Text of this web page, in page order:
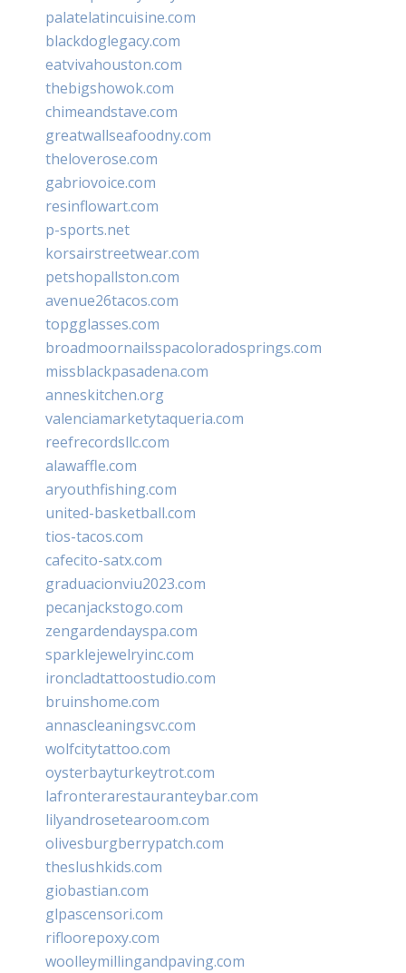
palatelatincuisine.com
blackdoglegacy.com
eatvivahouston.com
thebigshowok.com
chimeandstave.com
greatwallseafoodny.com
theloverose.com
gabriovoice.com
resinflowart.com
p-sports.net
korsairstreetwear.com
petshopallston.com
avenue26tacos.com
topgglasses.com
broadmoornailsspacoloradosprings.com
missblackpasadena.com
anneskitchen.org
valenciamarketytaqueria.com
reefrecordsllc.com
alawaffle.com
aryouthfishing.com
united-basketball.com
tios-tacos.com
cafecito-satx.com
graduacionviu2023.com
pecanjackstogo.com
zengardendayspa.com
sparklejewelryinc.com
ironcladtattoostudio.com
bruinshome.com
annascleaningsvc.com
wolfcitytattoo.com
oysterbayturkeytrot.com
lafronterarestauranteybar.com
lilyandrosetearoom.com
olivesburgberrypatch.com
theslushkids.com
giobastian.com
glpascensori.com
rifloorepoxy.com
woolleymillingandpaving.com